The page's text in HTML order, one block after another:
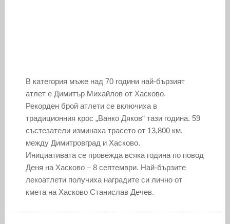
В категория мъже над 70 години най-бързият
атлет е Димитър Михайлов от Хасково.
Рекорден брой атлети се включиха в
традиционния крос „Ванко Дяков“ тази година. 59
състезатели изминаха трасето от 13,800 км.
между Димитровград и Хасково.
Инициативата се провежда всяка година по повод
Деня на Хасково – 8 септември. Най-бързите
лекоатлети получиха наградите си лично от
кмета на Хасково Станислав Дечев.